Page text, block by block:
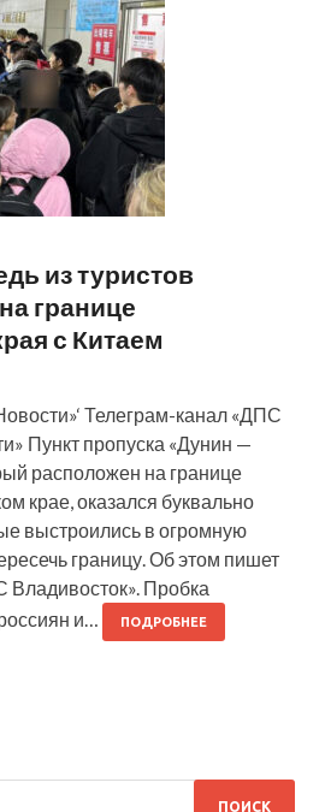
из туристов
границе
с Китаем
Телеграм-канал «ДПС
Пункт пропуска «Дунин —
расположен на границе
крае, оказался буквально
выстроились в огромную
границу. Об этом пишет
Владивосток». Пробка
и…
ПОДРОБНЕЕ